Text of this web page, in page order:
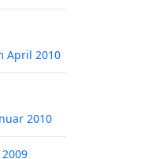
April 2010
2010